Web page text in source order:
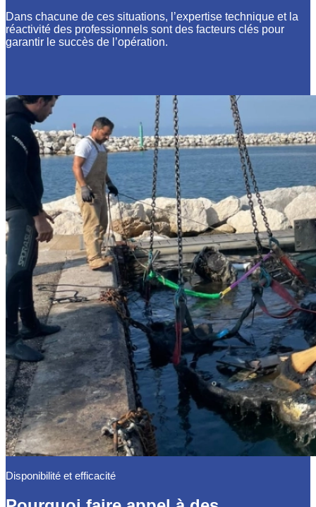
Dans chacune de ces situations, l’expertise technique et la
réactivité des professionnels sont des facteurs clés pour
garantir le succès de l’opération.
Disponibilité et efficacité